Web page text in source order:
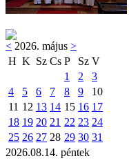
< 2026. május >
H K Sz Cs P Sz V
1
2
3
4
5 6 7 8 9
10
11 12 13 14 15 16 17
18 19 20 21 22 23 24
25 26 27 28 29 30 31
2026.08.14. péntek